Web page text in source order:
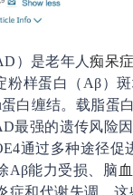
）是老年人痴呆症
粉样蛋白（Aβ）
白缠结。载脂蛋
最强的遗传风险
通过多种途径
Aβ能力受损、脑
症和代谢失调，